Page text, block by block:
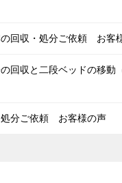
回収・処分ご依頼 お客
回収と二段ベッドの移動
処分ご依頼 お客様の声